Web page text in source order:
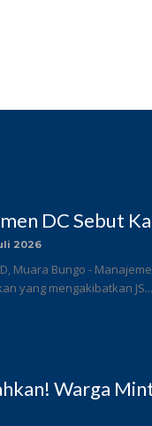
DC Sebut
2026
Muara Bungo -
yang mengakibatkan JS...
Warga